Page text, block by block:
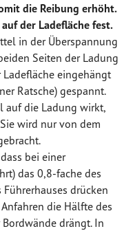
die Reibung erhöht.
der Ladefläche fest.
in der Überspannung
Seiten der Ladung
eingehängt
Ratsche) gespannt.
auf die Ladung wirkt,
wird nur von dem
bei einer
das 0,8-fache des
drücken
die Hälfte des
drängt. In